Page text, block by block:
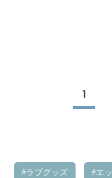
1
ラブグッズ エ